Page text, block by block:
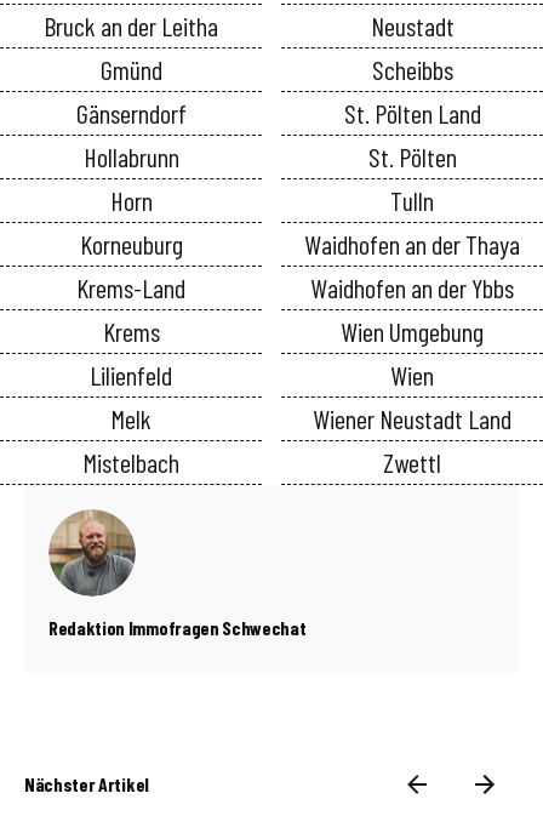
Bruck an der Leitha
Gmünd
Gänserndorf
Hollabrunn
Horn
Korneuburg
Krems-Land
Krems
Lilienfeld
Melk
Mistelbach
Neustadt
Scheibbs
St. Pölten Land
St. Pölten
Tulln
Waidhofen an der Thaya
Waidhofen an der Ybbs
Wien Umgebung
Wien
Wiener Neustadt Land
Zwettl
Redaktion Immofragen Schwechat
Nächster Artikel